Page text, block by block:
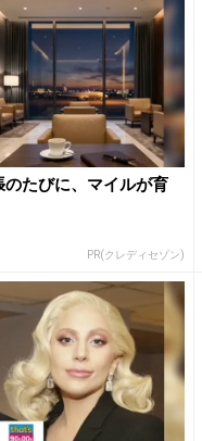
のたびに、マイルが育
PR(クレディセゾン)